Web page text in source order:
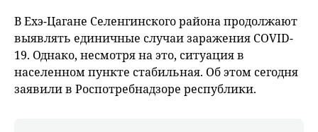
В Ехэ-Цагане Селенгинского района продолжают
выявлять единичные случаи заражения COVID-
19. Однако, несмотря на это, ситуация в
населенном пункте стабильная. Об этом сегодня
заявили в Роспотребнадзоре республики.